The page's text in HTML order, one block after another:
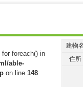
foreach() in
able-
on line 148
建物名
住所